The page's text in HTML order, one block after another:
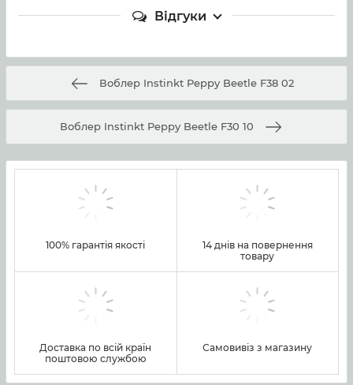
Відгуки
Воблер Instinkt Peppy Beetle F38 02
Воблер Instinkt Peppy Beetle F30 10
100% гарантія якості
14 днів на повернення
товару
Доставка по всій країн
поштовою службою
Самовивіз з магазину